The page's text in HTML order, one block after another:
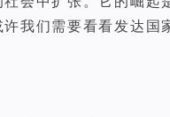
我们需要看看发达国